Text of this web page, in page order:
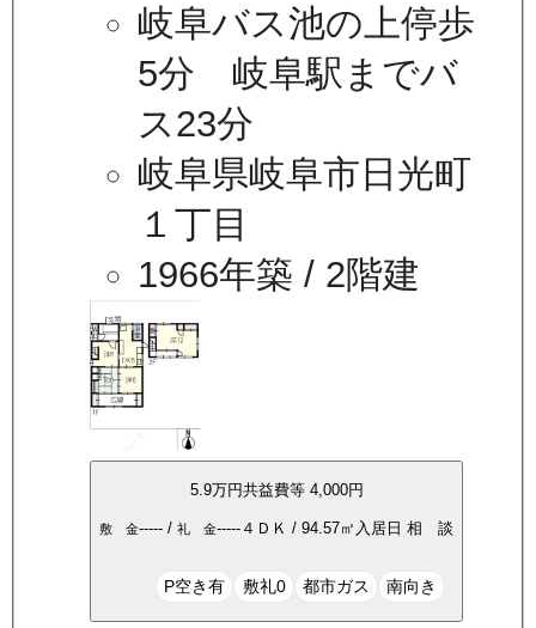
岐阜バス池の上停歩
5分 岐阜駅までバ
ス23分
岐阜県岐阜市日光町
１丁目
1966年築 / 2階建
5.9万円共益費等 4,000円
敷 金----- /礼 金----- ４ＤＫ /94.57㎡ 入居日相 談
P空き有 敷礼0 都市ガス 南向き